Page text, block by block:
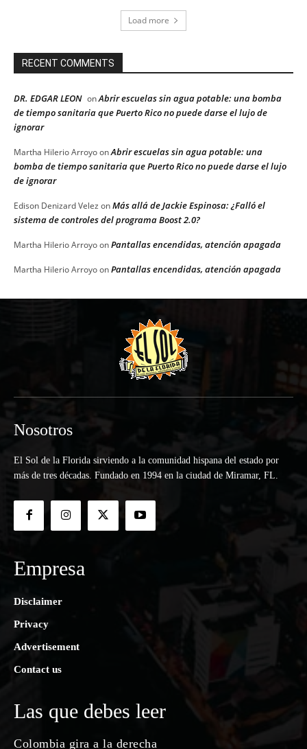
Load more
RECENT COMMENTS
DR. EDGAR LEON onAbrir escuelas sin agua potable: una bomba
de tiempo sanitaria que Puerto Rico no puede darse el lujo de
ignorar
Martha Hilerio ArroyoonAbrir escuelas sin agua potable: una
bomba de tiempo sanitaria que Puerto Rico no puede darse el lujo
de ignorar
Edison Denizard Velez onMás allá de Jackie Espinosa: ¿Falló el
sistema de controles del programa Boost 2.0?
Martha Hilerio ArroyoonPantallas encendidas, atención apagada
Martha Hilerio ArroyoonPantallas encendidas, atención apagada
Nosotros
El Sol de la Florida sirviendo a la comunidad hispana del estado por
más de tres décadas. Fundado en 1994 en la ciudad de Miramar, FL.
Empresa
Disclaimer
Privacy
Advertisement
Contact us
Las que debes leer
Colombia gira a la derecha